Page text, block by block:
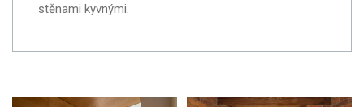
stěnami kyvnými.